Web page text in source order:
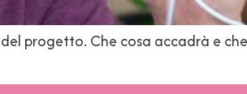
progetto. Che cosa accadrà e